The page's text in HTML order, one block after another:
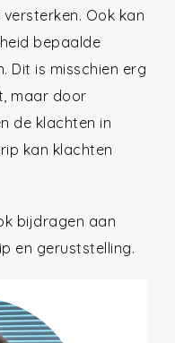
Ook kan
bepaalde
Dit is misschien erg
maar door
de klachten in
kan klachten
bijdragen aan
en geruststelling.